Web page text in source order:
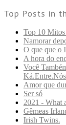
Top Posts in
Top 10 Mitos
Namorar
O que que o
A hora do
Você
Amor que
Ser só
2021 - What
Gêmeas
Irish Twins.